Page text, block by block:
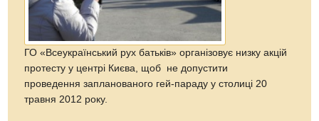
ГО «Всеукраїнський рух батьків» організовує низку акцій
протесту у центрі Києва, щоб не допустити
проведення запланованого гей-параду у столиці 20
травня 2012 року.